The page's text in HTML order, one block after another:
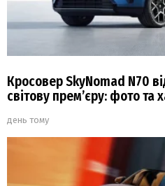
Кросовер SkyNomad N70
світову прем’єру: фото та
день тому